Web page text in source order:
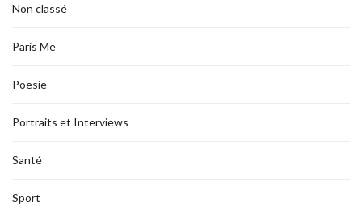
Non classé
Paris Me
Poesie
Portraits et Interviews
Santé
Sport